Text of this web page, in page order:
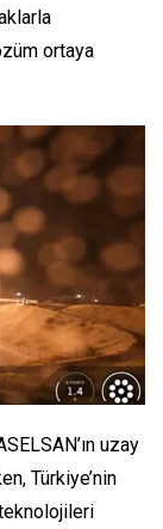
ortaya
uzay
Türkiye’nin